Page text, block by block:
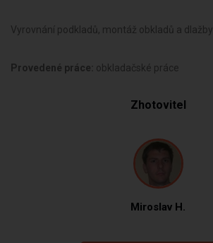
Vyrovnání podkladů, montáž obkladů a dlažby
Provedené práce: obkladačské práce
Zhotovitel
Miroslav H.